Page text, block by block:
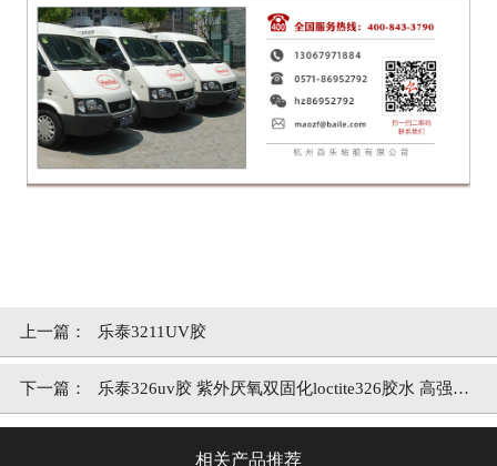
上一篇： 乐泰3211UV胶
下一篇： 乐泰326uv胶 紫外厌氧双固化loctite326胶水 高强度
相关产品推荐